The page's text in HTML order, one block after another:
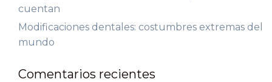
cuentan
Modificaciones dentales: costumbres extremas del
mundo
Comentarios recientes